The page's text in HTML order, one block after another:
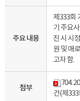
주요 내용
제333회
기 주요
진 시 시
원 및 애
고자 함.
첨부
704.
건(제